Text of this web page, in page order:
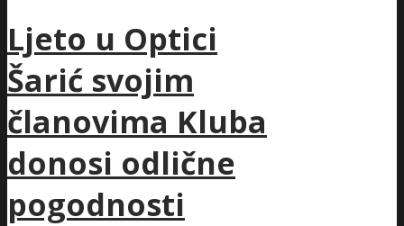
Ljeto u Optici
Šarić svojim
članovima Kluba
donosi odlične
pogodnosti